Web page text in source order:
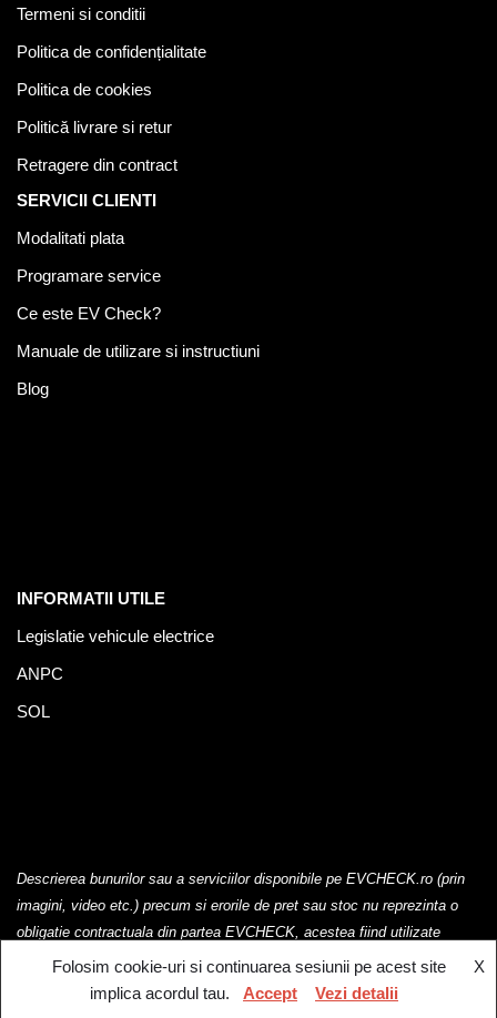
Termeni si conditii
Politica de confidențialitate
Politica de cookies
Politică livrare si retur
Retragere din contract
SERVICII CLIENTI
Modalitati plata
Programare service
Ce este EV Check?
Manuale de utilizare si instructiuni
Blog
INFORMATII UTILE
Legislatie vehicule electrice
ANPC
SOL
Descrierea bunurilor sau a serviciilor disponibile pe EVCHECK.ro (prin
imagini, video etc.) precum si erorile de pret sau stoc nu reprezinta o
obligatie contractuala din partea EVCHECK, acestea fiind utilizate
exclusiv cu titlu de prezentare.
EV Check @2023. Toate drepturile rezervate.
Folosim cookie-uri si continuarea sesiunii pe acest site
implica acordul tau.
X
Accept
Vezi detalii